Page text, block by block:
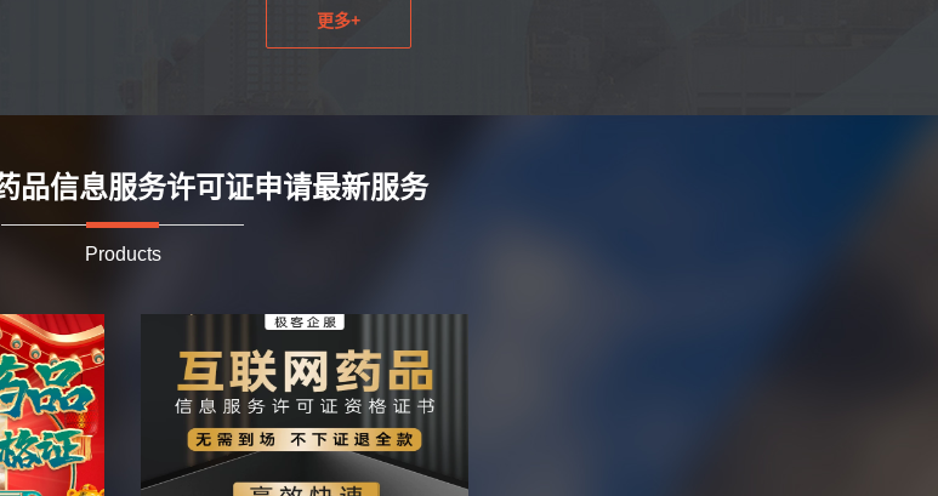
更多+
品信息服务许可证申请最新服务
Products